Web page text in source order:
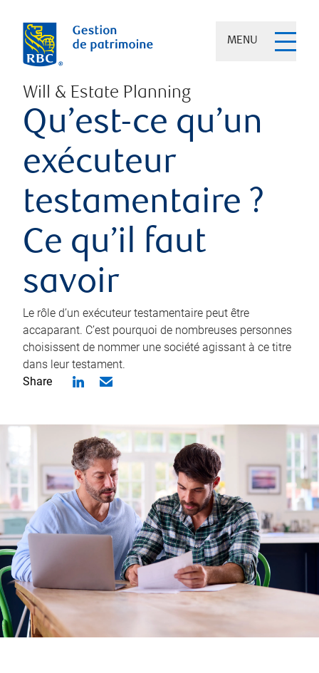
MENU
Will & Estate Planning
Qu’est-ce qu’un
exécuteur
testamentaire ?
Ce qu’il faut
savoir
Le rôle d’un exécuteur testamentaire peut être
accaparant. C’est pourquoi de nombreuses personnes
choisissent de nommer une société agissant à ce titre
dans leur testament.
Share